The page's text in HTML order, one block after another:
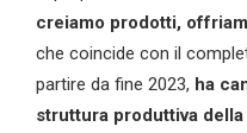
creiamo prodotti,
che coincide con il
partire da fine 2023, ha
struttura produttiva